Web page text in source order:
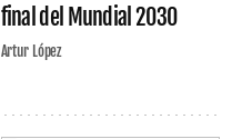
final del Mundial 2030
Artur López